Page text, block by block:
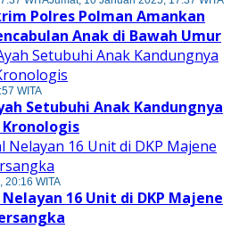
Polres Polman Amankan
Anak di Bawah Umur
WITA
Setubuhi Anak Kandungnya
20:16 WITA
16 Unit di DKP Majene